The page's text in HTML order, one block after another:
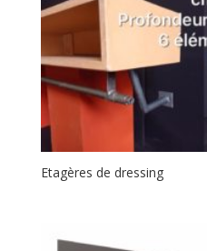
Etagères de dressing